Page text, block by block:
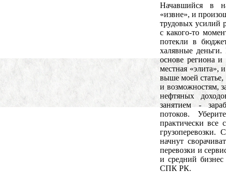
Начавшийся в
«извне», и
трудовых усилий
с какого-то
потекли в
халявные
основе региона и
местная «элита»,
выше моей статье,
и возможностям,
нефтяных
занятием -
потоков.
практически все
грузоперевозки.
начнут
перевозки и
и средний
СПК РК.